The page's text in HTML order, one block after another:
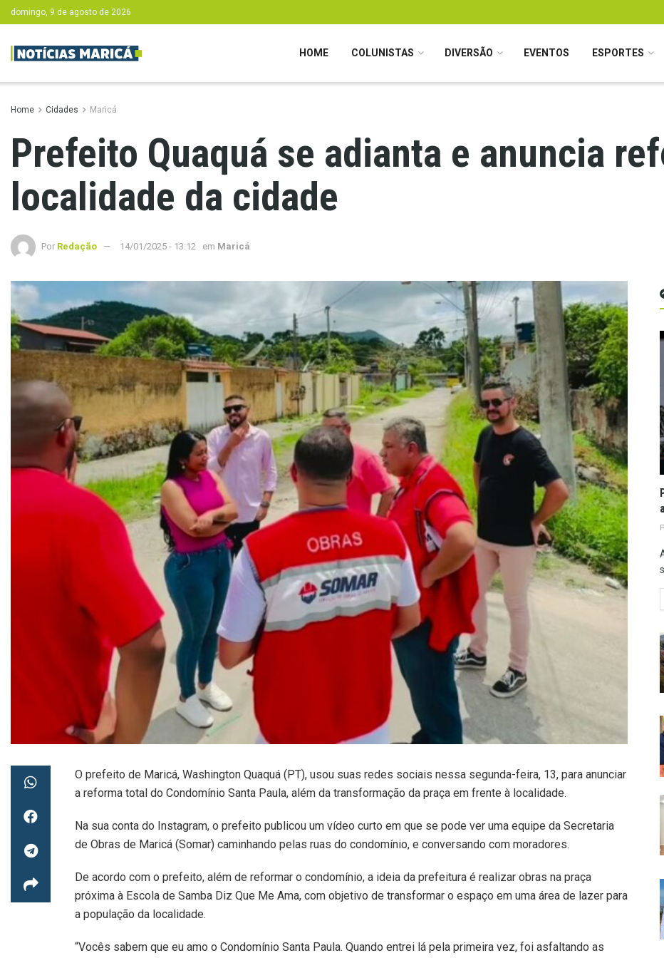
domingo, 9 de agosto de 2026
HOME COLUNISTAS DIVERSÃO EVENTOS ESPORTES
Home Cidades Maricá
Prefeito Quaquá se adianta e anuncia
localidade da cidade
Por Redação 14/01/2025 - 13:12 em Maricá
O prefeito de Maricá, Washington Quaquá (PT), usou suas redes sociais nessa segunda-feira, 13, para anunciar
a reforma total do Condomínio Santa Paula, além da transformação da praça em frente à localidade.
Na sua conta do Instagram, o prefeito publicou um vídeo curto em que se pode ver uma equipe da Secretaria
de Obras de Maricá (Somar) caminhando pelas ruas do condomínio, e conversando com moradores.
De acordo com o prefeito, além de reformar o condomínio, a ideia da prefeitura é realizar obras na praça
próxima à Escola de Samba Diz Que Me Ama, com objetivo de transformar o espaço em uma área de lazer para
a população da localidade.
“Vocês sabem que eu amo o Condomínio Santa Paula. Quando entrei lá pela primeira vez, foi asfaltando as